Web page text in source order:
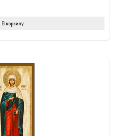
В корзину